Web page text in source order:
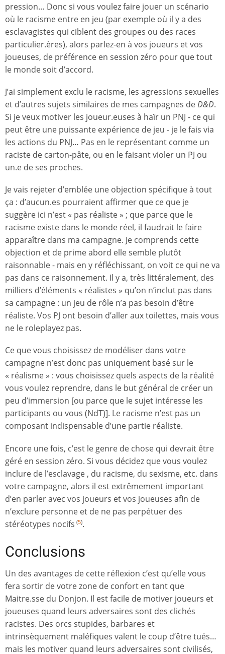
pression… Donc si vous voulez faire jouer un scénario
où le racisme entre en jeu (par exemple où il y a des
esclavagistes qui ciblent des groupes ou des races
particulier.ères), alors parlez-en à vos joueurs et vos
joueuses, de préférence en session zéro pour que tout
le monde soit d’accord.
J’ai simplement exclu le racisme, les agressions sexuelles
et d’autres sujets similaires de mes campagnes deD&D.
Si je veux motiver les joueur.euses à haïr un PNJ - ce qui
peut être une puissante expérience de jeu - je le fais via
les actions du PNJ… Pas en le représentant comme un
raciste de carton-pâte, ou en le faisant violer un PJ ou
un.e de ses proches.
Je vais rejeter d’emblée une objection spécifique à tout
ça : d’aucun.es pourraient affirmer que ce que je
suggère ici n’est « pas réaliste » ; que parce que le
racisme existe dans le monde réel, il faudrait le faire
apparaître dans ma campagne. Je comprends cette
objection et de prime abord elle semble plutôt
raisonnable - mais en y réfléchissant, on voit ce qui ne va
pas dans ce raisonnement. Il y a, très littéralement, des
milliers d’éléments « réalistes » qu’on n’inclut pas dans
sa campagne : un jeu de rôle n’a pas besoin d’être
réaliste. Vos PJ ont besoin d’aller aux toilettes, mais vous
ne le roleplayez pas.
Ce que vous choisissez de modéliser dans votre
campagne n’est donc pas uniquement basé sur le
« réalisme » : vous choisissez quels aspects de la réalité
vous voulez reprendre, dans le but général de créer un
peu d’immersion [ou parce que le sujet intéresse les
participants ou vous (NdT)]. Le racisme n’est pas un
composant indispensable d’une partie réaliste.
Encore une fois, c’est le genre de chose qui devrait être
géré en session zéro. Si vous décidez que vous voulez
inclure de l’esclavage , du racisme, du sexisme, etc. dans
votre campagne, alors il est extrêmement important
d’en parler avec vos joueurs et vos joueuses afin de
n’exclure personne et de ne pas perpétuer des
stéréotypes nocifs (5).
Conclusions
Un des avantages de cette réflexion c’est qu’elle vous
fera sortir de votre zone de confort en tant que
Maitre.sse du Donjon. Il est facile de motiver joueurs et
joueuses quand leurs adversaires sont des clichés
racistes. Des orcs stupides, barbares et
intrinsèquement maléfiques valent le coup d’être tués…
mais les motiver quand leurs adversaires sont civilisés,